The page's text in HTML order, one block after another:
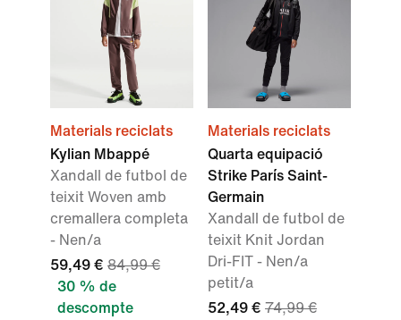
Materials reciclats
Kylian Mbappé
Xandall de futbol de
teixit Woven amb
cremallera completa
- Nen/a
59,49 € 84,99 €
30 % de
descompte
Materials reciclats
Quarta equipació
Strike París Saint-
Germain
Xandall de futbol de
teixit Knit Jordan
Dri-FIT - Nen/a
petit/a
52,49 € 74,99 €